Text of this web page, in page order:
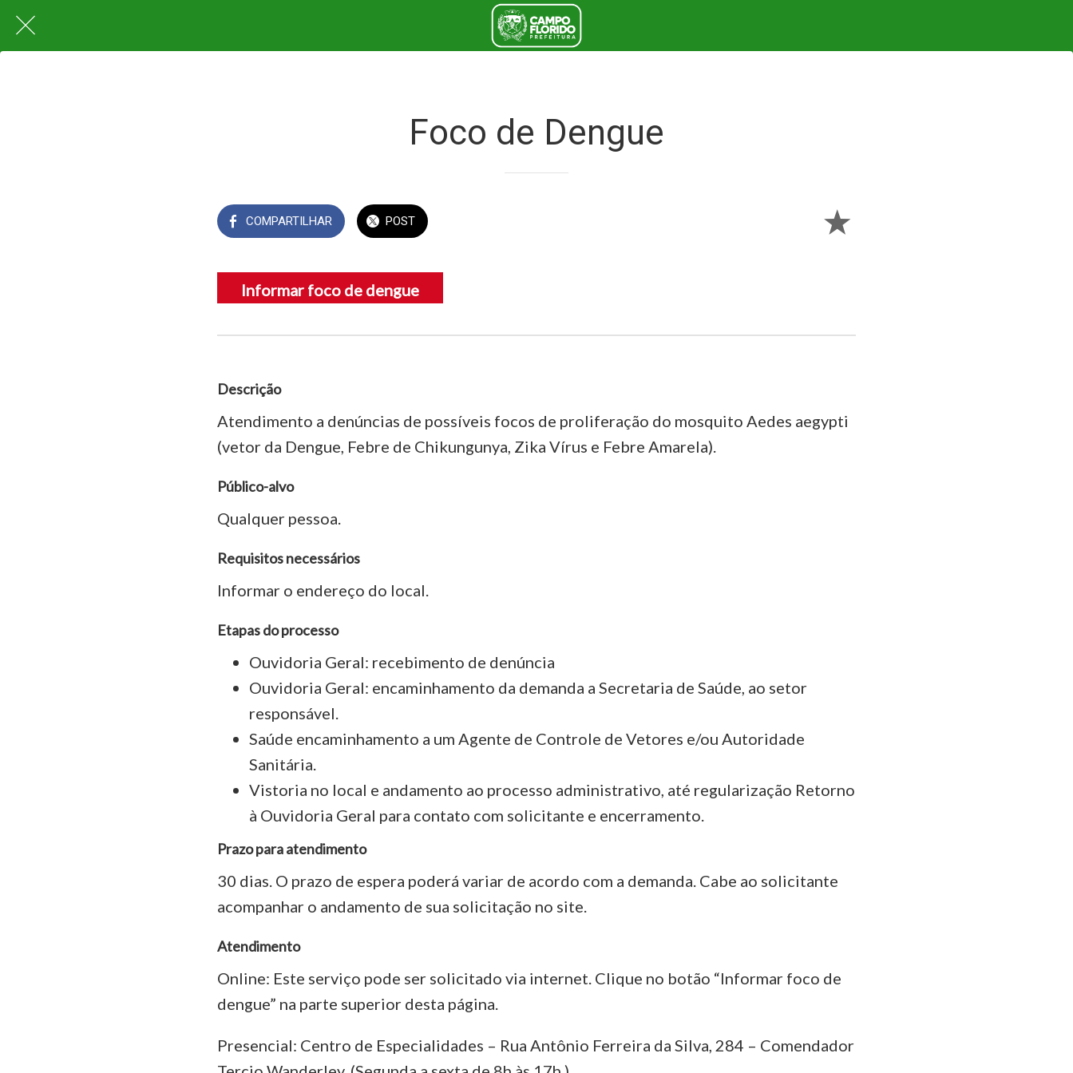
Foco de Dengue
COMPARTILHAR POST
Informar foco de dengue
Descrição
Atendimento a denúncias de possíveis focos de proliferação do mosquito Aedes aegypti
(vetor da Dengue, Febre de Chikungunya, Zika Vírus e Febre Amarela).
Público-alvo
Qualquer pessoa.
Requisitos necessários
Informar o endereço do local.
Etapas do processo
Ouvidoria Geral: recebimento de denúncia
Ouvidoria Geral: encaminhamento da demanda a Secretaria de Saúde, ao setor
responsável.
Saúde encaminhamento a um Agente de Controle de Vetores e/ou Autoridade
Sanitária.
Vistoria no local e andamento ao processo administrativo, até regularização Retorno
à Ouvidoria Geral para contato com solicitante e encerramento.
Prazo para atendimento
30 dias. O prazo de espera poderá variar de acordo com a demanda. Cabe ao solicitante
acompanhar o andamento de sua solicitação no site.
Atendimento
Online: Este serviço pode ser solicitado via internet. Clique no botão “Informar foco de
dengue” na parte superior desta página.
Presencial: Centro de Especialidades – Rua Antônio Ferreira da Silva, 284 – Comendador